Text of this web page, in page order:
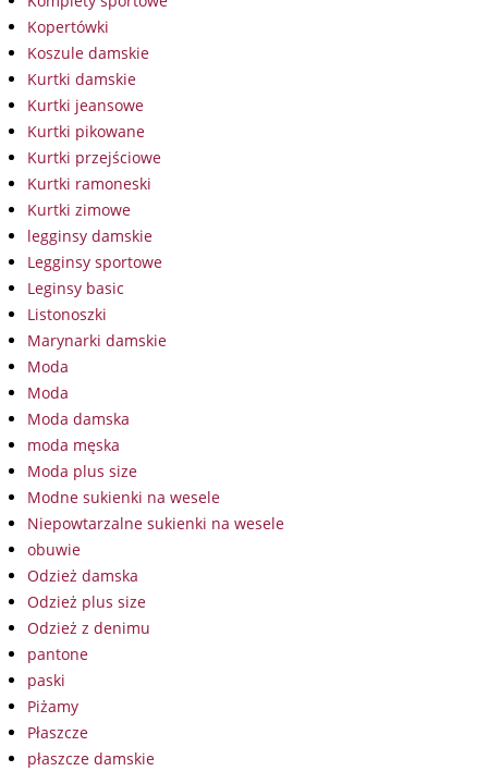
Kopertówki
Koszule damskie
Kurtki damskie
Kurtki jeansowe
Kurtki pikowane
Kurtki przejściowe
Kurtki ramoneski
Kurtki zimowe
legginsy damskie
Legginsy sportowe
Leginsy basic
Listonoszki
Marynarki damskie
Moda
Moda
Moda damska
moda męska
Moda plus size
Modne sukienki na wesele
Niepowtarzalne sukienki na wesele
obuwie
Odzież damska
Odzież plus size
Odzież z denimu
pantone
paski
Piżamy
Płaszcze
płaszcze damskie